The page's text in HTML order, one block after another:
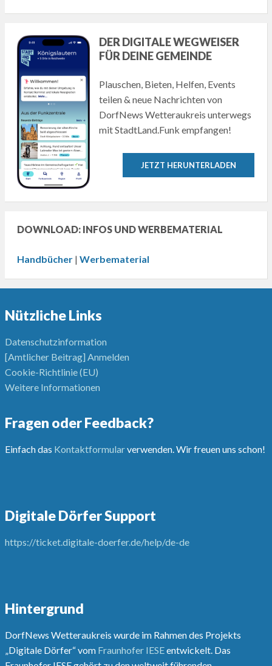
DER DIGITALE WEGWEISER
FÜR DEINE GEMEINDE
Plauschen, Bieten, Helfen, Events
teilen & neue Nachrichten von
DorfNews Wetteraukreis unterwegs
mit StadtLand.Funk empfangen!
JETZT HERUNTERLADEN
DOWNLOAD: INFOS UND WERBEMATERIAL
Handbücher| Werbematerial
Nützliche Links
Datenschutzinformation
[Amtlicher Beitrag] Anmelden
Cookie-Richtlinie (EU)
Weitere Informationen
Fragen oder Feedback?
Einfach das Kontaktformularverwenden. Wir freuen uns schon!
Digitale Dörfer Support
https://ticket.digitale-doerfer.de/help/de-de
Hintergrund
DorfNews Wetteraukreis wurde im Rahmen des Projekts
„Digitale Dörfer“ vom Fraunhofer IESEentwickelt. Das